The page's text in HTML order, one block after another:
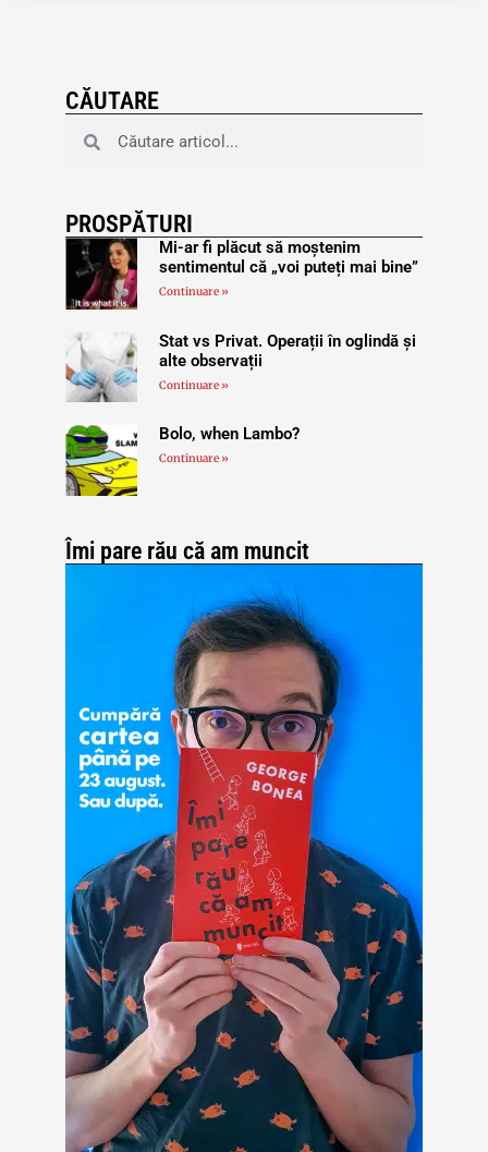
CĂUTARE
PROSPĂTURI
Mi-ar fi plăcut să moștenim
sentimentul că „voi puteți mai bine”
Continuare »
Stat vs Privat. Operații în oglindă și
alte observații
Continuare »
Bolo, when Lambo?
Continuare »
Îmi pare rău că am muncit